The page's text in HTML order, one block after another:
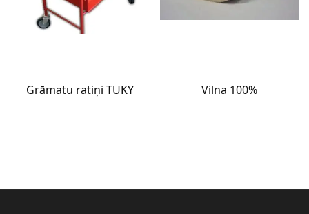
Grāmatu ratiņi TUKY Vilna 100%